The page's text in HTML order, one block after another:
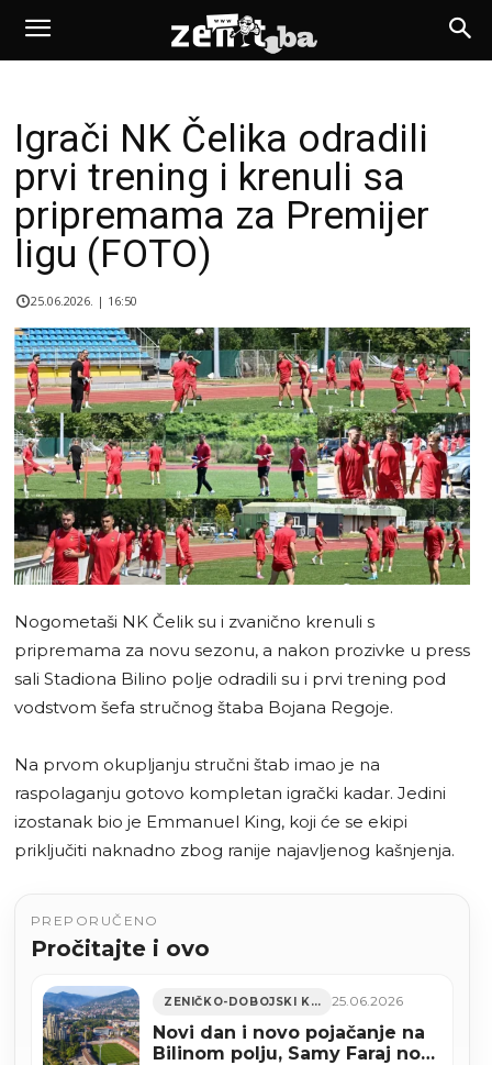
Igrači NK Čelika odradili
prvi trening i krenuli sa
pripremama za Premijer
ligu (FOTO)
25.06.2026. | 16:50
Nogometaši NK Čelik su i zvanično krenuli s
pripremama za novu sezonu, a nakon prozivke u press
sali Stadiona Bilino polje odradili su i prvi trening pod
vodstvom šefa stručnog štaba Bojana Regoje.
Na prvom okupljanju stručni štab imao je na
raspolaganju gotovo kompletan igrački kadar. Jedini
izostanak bio je Emmanuel King, koji će se ekipi
priključiti naknadno zbog ranije najavljenog kašnjenja.
PREPORUČENO
Pročitajte i ovo
ZENIČKO-DOBOJSKI KANTON 25.06.2026
Novi dan i novo pojačanje na
Bilinom polju, Samy Faraj novi